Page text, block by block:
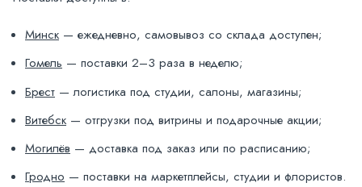
Минск — ежедневно, самовывоз со склада доступен;
Гомель — поставки 2–3 раза в неделю;
Брест — логистика под студии, салоны, магазины;
Витебск — отгрузки под витрины и подарочные акции;
Могилёв — доставка под заказ или по расписанию;
Гродно — поставки на маркетплейсы, студии и флористов.